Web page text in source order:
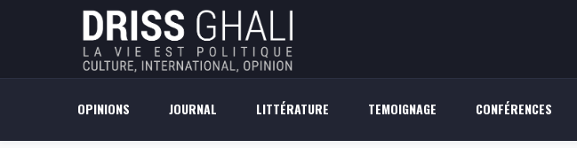
OPINIONS JOURNAL LITTÉRATURE TEMOIGNAGE CONFÉRENCES